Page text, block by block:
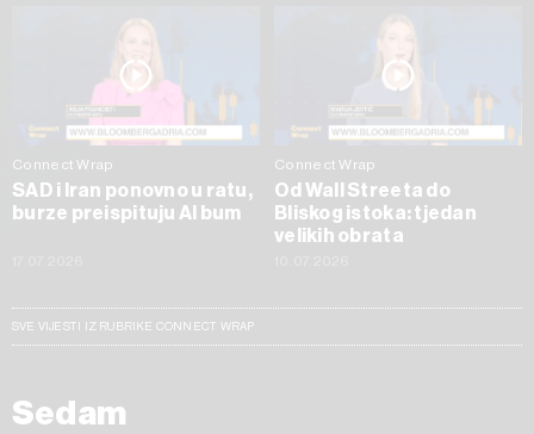
Connect Wrap
SAD i Iran ponovno u ratu,
burze preispituju AI bum
Connect Wrap
Od Wall Streeta do
Bliskog istoka: tjedan
velikih obrata
SVE VIJESTI IZ RUBRIKE CONNECT WRAP
Sedam